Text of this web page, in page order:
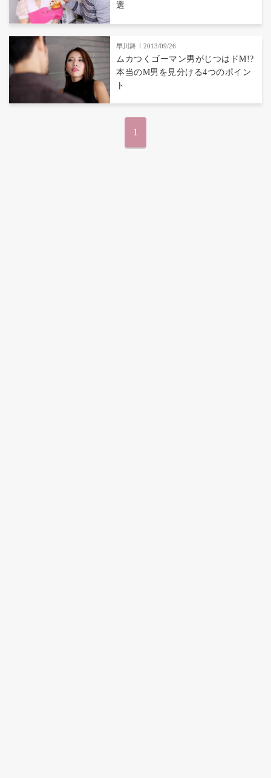
選
早川舞 2013/09/26
ムカつくゴーマン男がじつはドM!?
本当のM男を見分ける4つのポイン
ト
1